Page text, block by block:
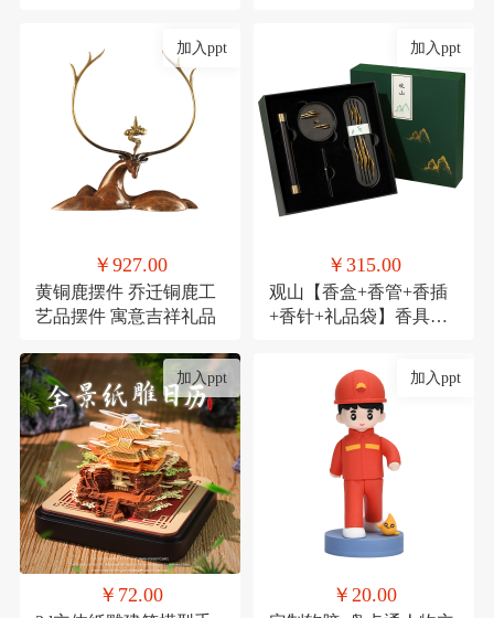
加入ppt
￥927.00
黄铜鹿摆件 乔迁铜鹿工
艺品摆件 寓意吉祥礼品
加入ppt
￥315.00
观山【香盒+香管+香插
+香针+礼品袋】香具商
加入ppt
￥72.00
加入ppt
￥20.00